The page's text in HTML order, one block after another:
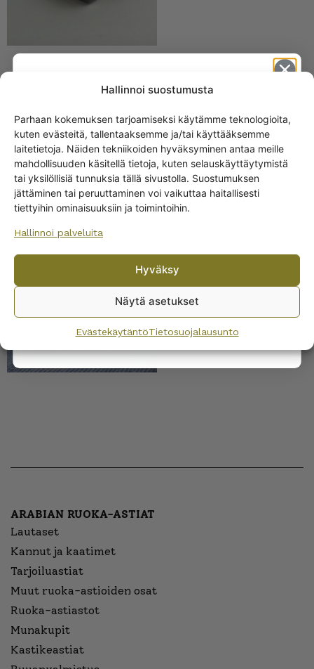
Hallinnoi suostumusta
Parhaan kokemuksen tarjoamiseksi käytämme teknologioita,
kuten evästeitä, tallentaaksemme ja/tai käyttääksemme
laitetietoja. Näiden tekniikoiden hyväksyminen antaa meille
mahdollisuuden käsitellä tietoja, kuten selauskäyttäytymistä
tai yksilöllisiä tunnuksia tällä sivustolla. Suostumuksen
jättäminen tai peruuttaminen voi vaikuttaa haitallisesti
tiettyihin ominaisuuksiin ja toimintoihin.
Hallinnoi palveluita
Hyväksy
Näytä asetukset
EvästekäytäntöTietosuojalausunto
Arabia Nero kulho 10x10
cm punainen
Arabia ABC vadit eri
15,00
ARABIAN RUOKA-ASTIAT
Lautaset
Kannut ja kaatimet
Tarjoiluastiat
Muut ruoka-astioiden osat
Ruoka-astiastot
Munakupit
Kastikeastiat
Get -5%
off?
Yes! I want the discount
privacy policy.